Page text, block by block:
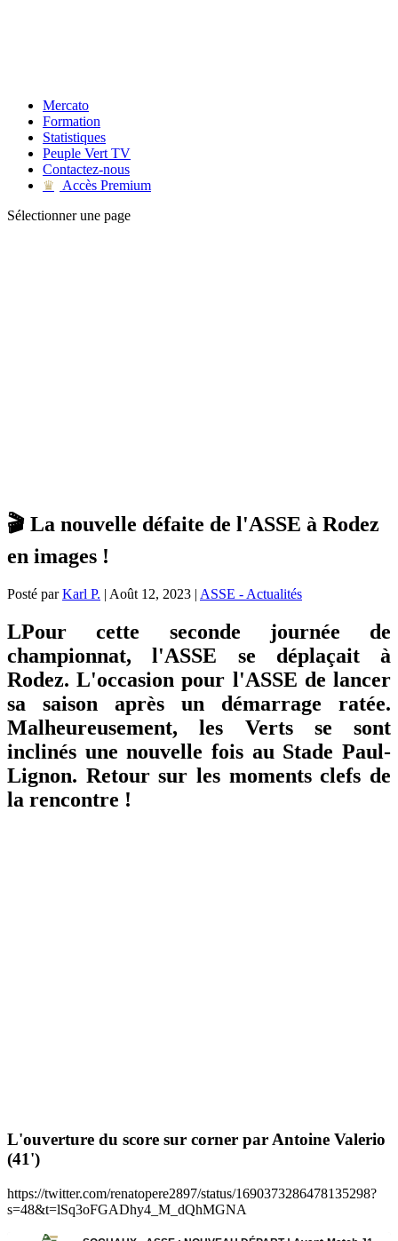
Mercato
Formation
Statistiques
Peuple Vert TV
Contactez-nous
♛
Accès Premium
Sélectionner une page
🎬 La nouvelle défaite de l'ASSE à Rodez
en images !
Posté parKarl P. | Août 12, 2023 | ASSE - Actualités
LPour cette seconde journée de
championnat, l'ASSE se déplaçait à
Rodez. L'occasion pour l'ASSE de lancer
sa saison après un démarrage ratée.
Malheureusement, les Verts se sont
inclinés une nouvelle fois au Stade Paul-
Lignon. Retour sur les moments clefs de
la rencontre !
L'ouverture du score sur corner par Antoine Valerio
(41')
https://twitter.com/renatopere2897/status/1690373286478135298?
s=48&t=lSq3oFGADhy4_M_dQhMGNA